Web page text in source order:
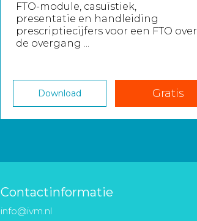
FTO-module, casuïstiek,
presentatie en handleiding
prescriptiecijfers voor een FTO over
de overgang ...
Download Gratis
Contactinformatie
info@ivm.nl